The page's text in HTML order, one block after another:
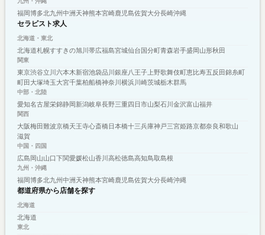
福岡博多北九州中洲天神熊本宮崎鹿児島佐賀大分長崎沖縄
セラピスト求人
北海道・東北
北海道札幌すすきの旭川帯広福島宮城仙台国分町青森岩手盛岡山形秋田
関東
東京渋谷立川六本木新宿池袋品川銀座 八王子 上野歌舞伎町恵比寿五反田錦糸町
町田大塚埼玉大宮千葉柏船橋神奈川横浜川崎茨城栃木群馬
中部・北陸
愛知名古屋栄錦静岡新潟岐阜長野三重四日市山梨石川金沢富山福井
関西
大阪梅田難波京橋天王寺心斎橋日本橋十三兵庫神戸三宮姫路京都奈良和歌山
滋賀
中国・四国
広島岡山山口下関愛媛松山香川高松徳島高知鳥取島根
九州・沖縄
福岡博多北九州中洲天神熊本宮崎鹿児島佐賀大分長崎沖縄
都道府県から店舗を探す
北海道
北海道
東北